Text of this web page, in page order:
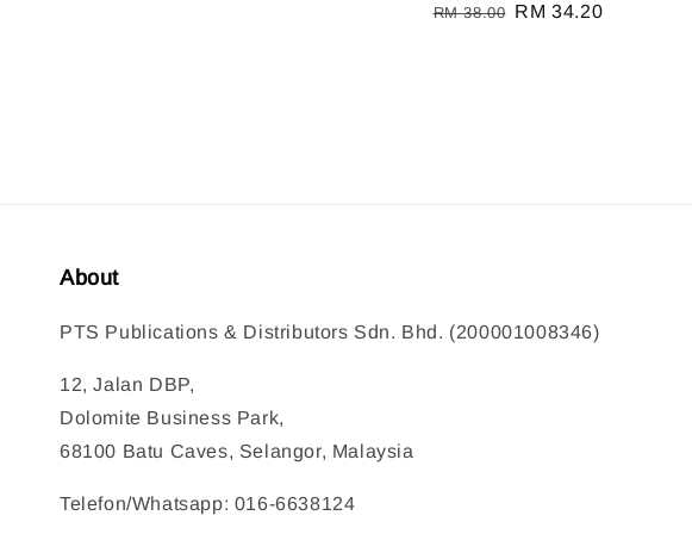
Regular
RM 38.00
Sale
RM 34.20
About
PTS Publications & Distributors Sdn. Bhd. (200001008346)
12, Jalan DBP,
Dolomite Business Park,
68100 Batu Caves, Selangor, Malaysia
Telefon/Whatsapp: 016-6638124